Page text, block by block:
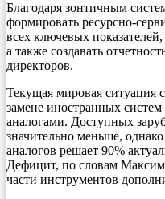
Благодаря зонтичным
формировать ресурсно-
всех ключевых
а также создавать
директоров.
Текущая мировая ситуация
замене иностранных
аналогами. Доступных
значительно меньше,
аналогов решает 90%
Дефицит, по словам
части инструментов